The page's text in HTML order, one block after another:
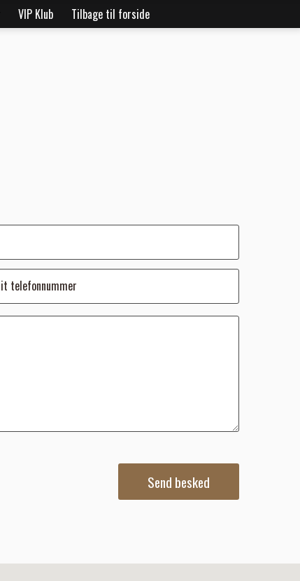
VIP Klub Tilbage til forside
Send besked